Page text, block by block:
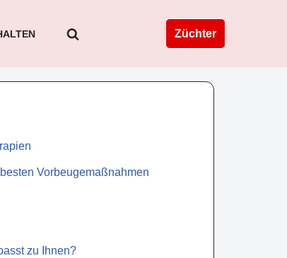
Züchter
Vorbeugemaßnahmen
zu Ihnen?